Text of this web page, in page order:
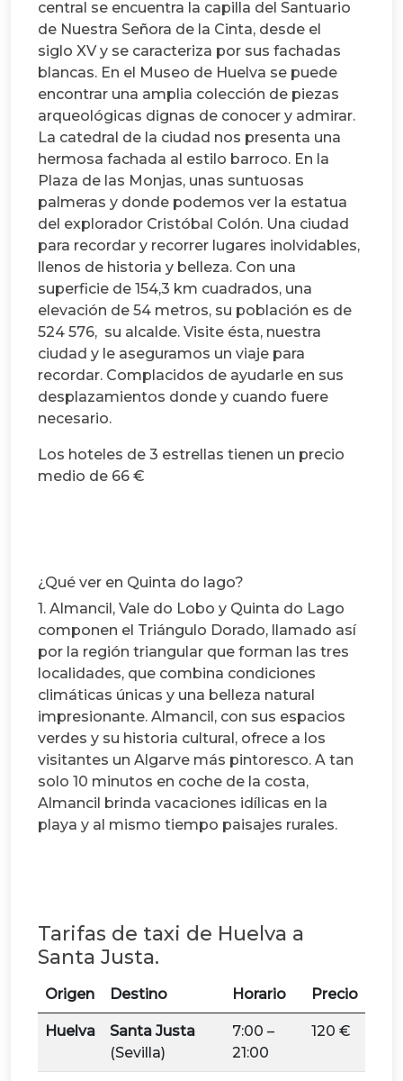
central se encuentra la capilla del Santuario
de Nuestra Señora de la Cinta, desde el
siglo XV y se caracteriza por sus fachadas
blancas. En el Museo de Huelva se puede
encontrar una amplia colección de piezas
arqueológicas dignas de conocer y admirar.
La catedral de la ciudad nos presenta una
hermosa fachada al estilo barroco. En la
Plaza de las Monjas, unas suntuosas
palmeras y donde podemos ver la estatua
del explorador Cristóbal Colón. Una ciudad
para recordar y recorrer lugares inolvidables,
llenos de historia y belleza. Con una
superficie de 154,3 km cuadrados, una
elevación de 54 metros, su población es de
524 576, su alcalde. Visite ésta, nuestra
ciudad y le aseguramos un viaje para
recordar. Complacidos de ayudarle en sus
desplazamientos donde y cuando fuere
necesario.
Los hoteles de 3 estrellas tienen un precio
medio de 66 €
¿Qué ver en Quinta do lago?
1. Almancil, Vale do Lobo y Quinta do Lago
componen el Triángulo Dorado, llamado así
por la región triangular que forman las tres
localidades, que combina condiciones
climáticas únicas y una belleza natural
impresionante. Almancil, con sus espacios
verdes y su historia cultural, ofrece a los
visitantes un Algarve más pintoresco. A tan
solo 10 minutos en coche de la costa,
Almancil brinda vacaciones idílicas en la
playa y al mismo tiempo paisajes rurales.
Tarifas de taxi de Huelva a
Santa Justa.
Origen Destino Horario Precio
Huelva
Santa Justa
(Sevilla)
7:00 –
21:00
120 €